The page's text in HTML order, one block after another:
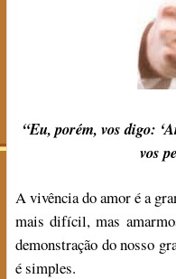
“Eu, porém, vos digo:
vos
A vivência do amor é a
mais difícil, mas
demonstração do nosso
é simples.